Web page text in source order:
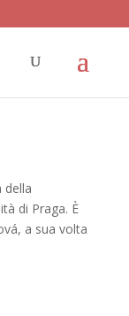
della
di Praga. È
a sua volta